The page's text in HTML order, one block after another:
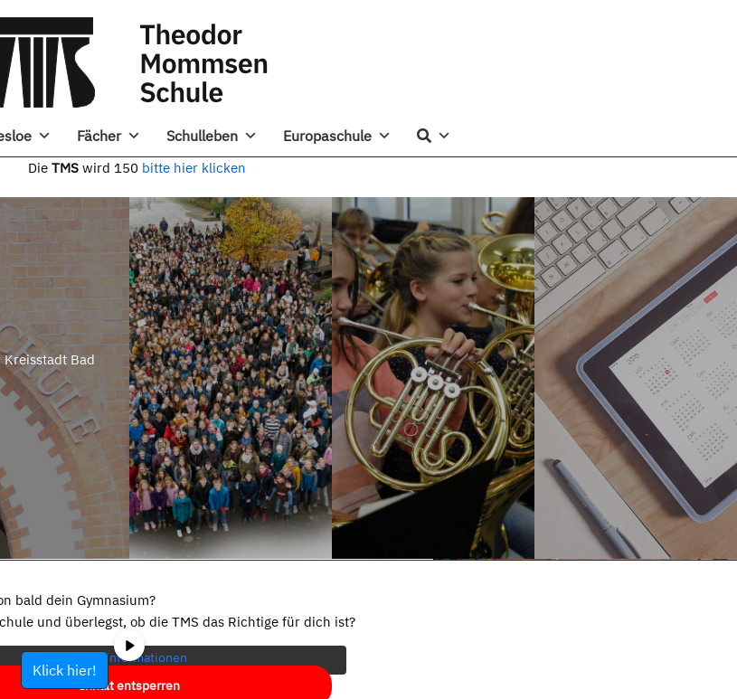
Fächer Schulleben Europaschule
TMS wird 150 bitte hier klicken
Kreisstadt Bad
Inhalt zuzugreifen, klicken Sie auf die Schaltfläche unten.
Sie, dass dabei Daten an Drittanbieter weitergegeben
werden.
Mehr Informationen
Inhalt entsperren
bald dein Gymnasium?
und überlegst, ob die TMS das Richtige für dich ist?
Klick hier!